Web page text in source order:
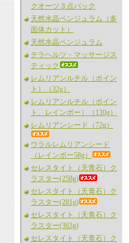
クオーツ３点パック
天然水晶ペンジュラム（多
面体カット）
天然水晶ペンジュラム
テラヘルツ・マッサージス
ティック
レムリアンルチル（ポイン
ト）（32g）
レムリアンルチル（ポイン
ト、レインボー）（130g）
レムリアンシード（72g）
ウラルレムリアンシード
（レインボー58g）
セレスタイト（天青石）ク
ラスター(258g)
セレスタイト（天青石）ク
ラスター(281g)
セレスタイト（天青石）ク
ラスター(363g)
セレスタイト（天青石）ク